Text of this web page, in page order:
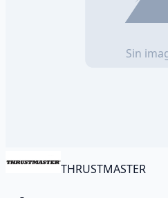
THRUSTMASTER